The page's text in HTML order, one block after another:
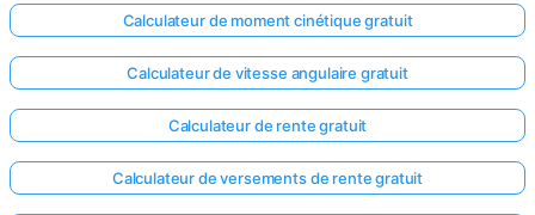
Calculateur de moment cinétique gratuit
Calculateur de vitesse angulaire gratuit
Calculateur de rente gratuit
Calculateur de versements de rente gratuit